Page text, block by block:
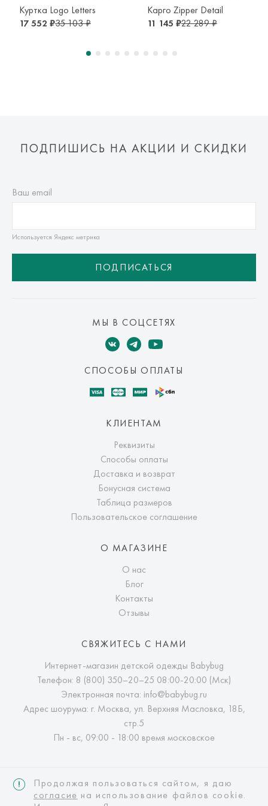
транспортной компании. Доставка осуществляется в срок и
по тарифам транспортной компании.
Оплата осуществляется онлайн банковскими картами Visa,
Куртка Logo Letters
17 552 ₽35 103 ₽
Карго Zipper Detail
11 145 ₽22 289 ₽
ПОДПИШИСЬ НА АКЦИИ И СКИДКИ
Ваш email
Используется Яндекс метрика
ПОДПИСАТЬСЯ
МЫ В СОЦСЕТЯХ
СПОСОБЫ ОПЛАТЫ
КЛИЕНТАМ
Реквизиты
Способы оплаты
Доставка и возврат
Бонусная система
Таблица размеров
Пользовательское соглашение
О МАГАЗИНЕ
О нас
Блог
Контакты
Отзывы
СВЯЖИТЕСЬ С НАМИ
Интернет-магазин детской одежды Babybug
Телефон: 8 (800) 350–20–25 08:00-20:00 (Мск)
Электронная почта: info@babybug.ru
Адрес шоурума: г. Москва, ул. Верхняя Масловка, 18Б,
стр.5
Пн - вс, 09:00 - 18:00 время московское
Продолжая пользоваться сайтом, я даю
согласие на использование файлов cookie.